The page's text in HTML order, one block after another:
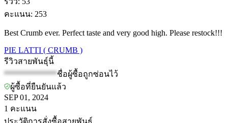
คะแนน: 253
Best Crumb ever. Perfect taste and very good high. Please restock!!!
PIE LATTI ( CRUMB )
รีวิวสายพันธุ์นี้
*************ชื่อผู้ซื้อถูกซ่อนไว้
ผู้ซื้อที่ยืนยันแล้ว
SEP 01, 2024
1 คะแนน
ประวัติการสั่งซื้อสายพันธุ์